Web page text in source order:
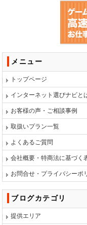
メニュー
トップページ
インターネット選びナビと
お客様の声・ご相談事例
取扱いプラン一覧
よくあるご質問
会社概要・特商法に基づく
お問合せ・プライバシーポ
ブログカテゴリ
提供エリア